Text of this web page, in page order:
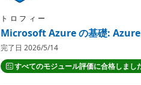
トロフィー
Microsoft Azure の基礎: Azure
完了日 2026/5/14
すべてのモジュール評価に合格しまし